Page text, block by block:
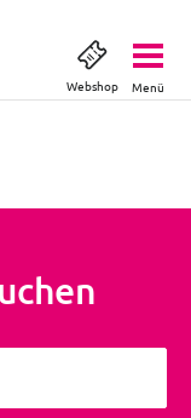
Webshop Menü